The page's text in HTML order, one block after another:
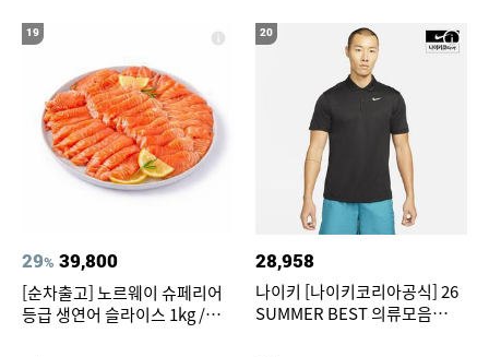
19
29% 39,800
[순차출고] 노르웨이 슈페리어
등급 생연어 슬라이스 1kg /
20
28,958
나이키 [나이키코리아공식] 26
SUMMER BEST 의류모음